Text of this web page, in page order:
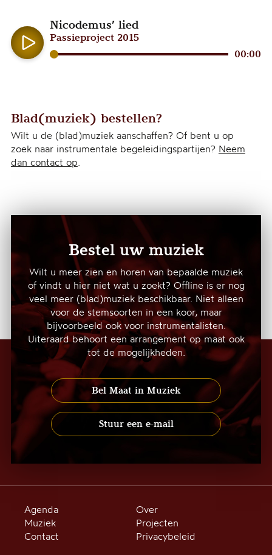
Blad(muziek) bestellen?
Wilt u de (blad)muziek aanschaffen? Of bent u op
zoek naar instrumentale begeleidingspartijen? Neem
dan contact op.
Nicodemus’ lied
Passieproject 2015
Audiospeler 00:00
Bestel uw muziek
Wilt u meer zien en horen van bepaalde muziek
of vindt u hier niet wat u zoekt? Offline is er nog
veel meer (blad)muziek beschikbaar. Niet alleen
voor de stemsoorten in een koor, maar
bijvoorbeeld ook voor instrumentalisten.
Uiteraard behoort een arrangement op maat ook
tot de mogelijkheden.
Bel Maat in Muziek
Stuur een e-mail
Agenda
Over
Muziek
Projecten
Contact
Privacybeleid